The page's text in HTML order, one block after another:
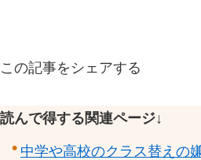
この記事をシェアする
読んで得する関連ページ↓
中学や高校のクラス替えの